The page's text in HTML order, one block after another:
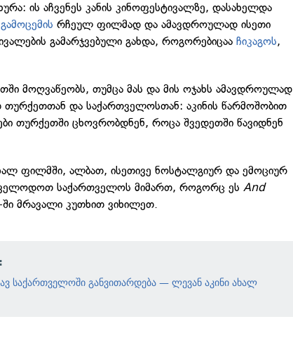
ის აჩვენეს კანის კინოფესტივალზე, დასახელდა
რჩეულ ფილმად და ამავდროულად ისეთი
გამარჯვებული გახდა, როგორებიცააჩიკაგოს,
მოღვაწეობს, თუმცა მას და მის ოჯახს ამავდროულად
თურქეთთან და საქართველოსთან: აკინის წარმოშობით
თურქეთში ცხოვრობდნენ, როცა შვედეთში წავიდნენ
ფილმში, ალბათ, ისეთივე ნოსტალგიურ და ემოციურ
ველოდოთ საქართველოს მიმართ, როგორც ესAnd
ში მრავალი კუთხით ვიხილეთ.
საქართველოში განვითარდება — ლევან აკინი ახალ